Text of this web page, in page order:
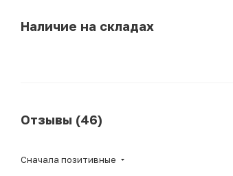
Наличие на складах
Отзывы (46)
Сначала позитивные